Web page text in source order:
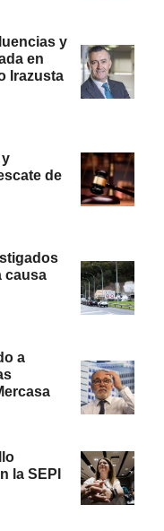
y
en
Irazusta
de
causa
a
la SEPI